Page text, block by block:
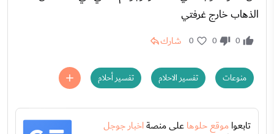
الذهاب خارج غرفتي
0
0
0 شارك
منوعات تفسير الاحلام تفسير أحلام
تابعواموقع حلوهاعلى منصةاخبار جوجل